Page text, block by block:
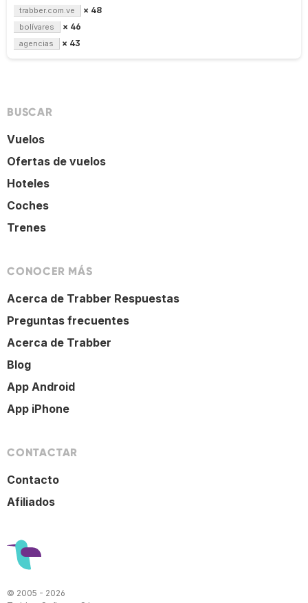
trabber.com.ve × 48
bolívares × 46
agencias × 43
BUSCAR
Vuelos
Ofertas de vuelos
Hoteles
Coches
Trenes
CONOCER MÁS
Acerca de Trabber Respuestas
Preguntas frecuentes
Acerca de Trabber
Blog
App Android
App iPhone
CONTACTAR
Contacto
Afiliados
© 2005 - 2026